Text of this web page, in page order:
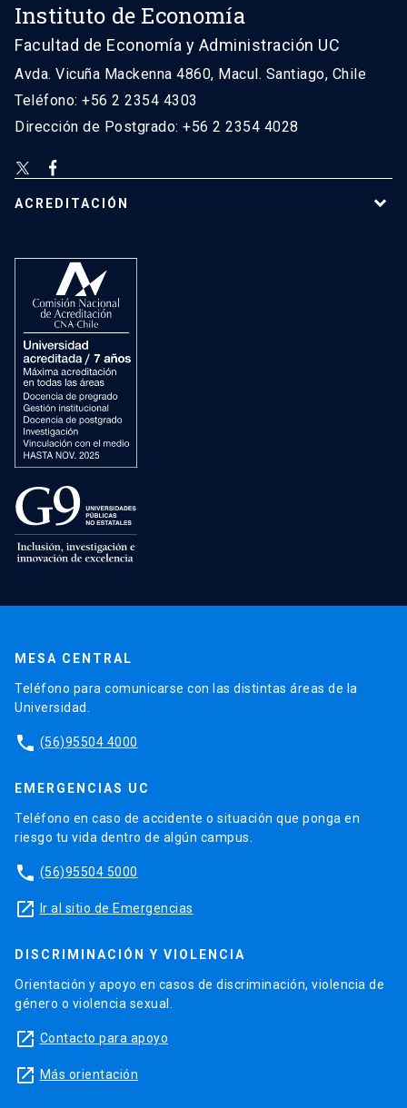
Instituto de Economía
Facultad de Economía y Administración UC
Avda. Vicuña Mackenna 4860, Macul. Santiago, Chile
Teléfono: +56 2 2354 4303
Dirección de Postgrado: +56 2 2354 4028
ACREDITACIÓN
MESA CENTRAL
Teléfono para comunicarse con las distintas áreas de la
Universidad.
phone (56)95504 4000
EMERGENCIAS UC
Teléfono en caso de accidente o situación que ponga en
riesgo tu vida dentro de algún campus.
phone (56)95504 5000
launch Ir al sitio de Emergencias
DISCRIMINACIÓN Y VIOLENCIA
Orientación y apoyo en casos de discriminación, violencia de
género o violencia sexual.
launch Contacto para apoyo
launch Más orientación